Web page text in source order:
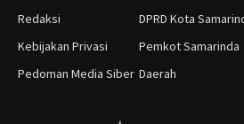
Redaksi
Kebijakan Privasi
Pedoman Media Siber
DPRD Kota
Pemkot Samarinda
Daerah